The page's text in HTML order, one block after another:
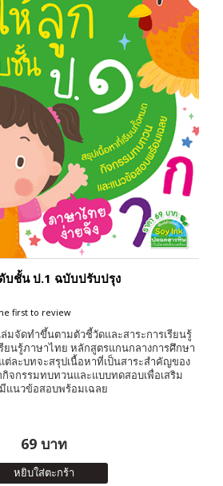
บชั้น ป.1 ฉบับปรับปรุง
first to review
มจัดทำขึ้นตามตัวชี้วัดและสาระการเรียนรู้
ยนรู้ภาษาไทย หลักสูตรแกนกลางการศึกษา
ละบทจะสรุปเนื้อหาที่เป็นสาระสำคัญของ
จกรรมทบทวนและแบบทดสอบเพื่อเสริม
แนวข้อสอบพร้อมเฉลย
69 บาท
หยิบใส่ตะกร้า